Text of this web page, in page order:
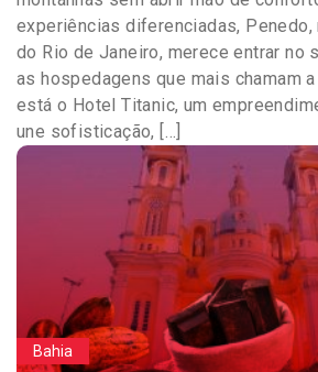
experiências diferenciadas,
do Rio de Janeiro, merece entrar no
as hospedagens que mais chamam
está o Hotel Titanic, um
une sofisticação, […]
Bahia